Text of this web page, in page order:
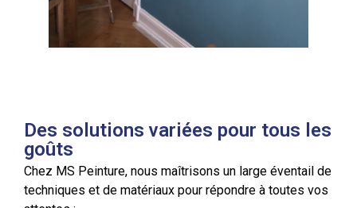
Des solutions variées pour tous les
goûts
Chez MS Peinture, nous maîtrisons un large éventail de
techniques et de matériaux pour répondre à toutes vos